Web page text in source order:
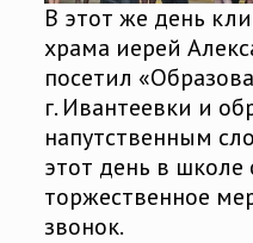
В этот же день
храма иерей
посетил
г. Ивантеевки и
напутственным
этот день в школе
торжественное
звонок.